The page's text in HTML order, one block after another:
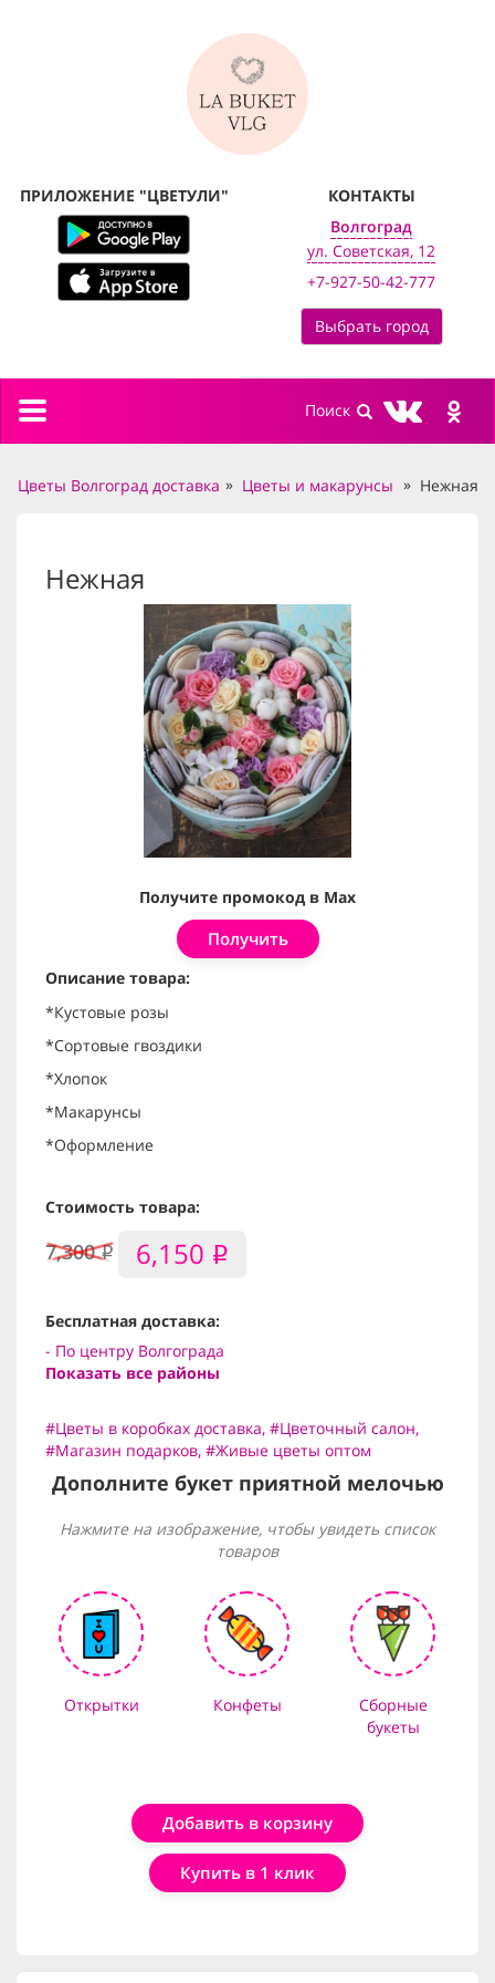
ПРИЛОЖЕНИЕ "ЦВЕТУЛИ"
КОНТАКТЫ
Волгоград
ул. Советская, 12
+7-927-50-42-777
Выбрать город
Toggle
Цветы Волгоград доставка Цветы и макарунсы Нежная
Нежная
Получите промокод в Max
Получить
Описание товара:
*Кустовые розы
*Сортовые гвоздики
*Хлопок
*Макарунсы
*Оформление
Стоимость товара:
7,300i 6,150 i
Бесплатная доставка:
- По центру Волгограда
Показать все районы
#Цветы в коробках доставка, #Цветочный салон,
#Магазин подарков, #Живые цветы оптом
Дополните букет приятной мелочью
Нажмите на изображение, чтобы увидеть список
товаров
Открытки Конфеты
Сборные
букеты
Добавить в корзину
Купить в 1 клик